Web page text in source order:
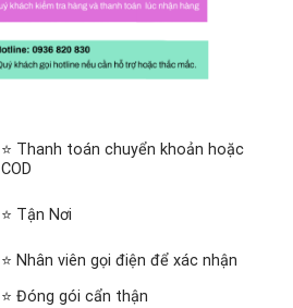
⭐ Thanh toán chuyển khoản hoặc
COD
⭐ Tận Nơi
⭐ Nhân viên gọi điện để xác nhận
⭐ Đóng gói cẩn thận